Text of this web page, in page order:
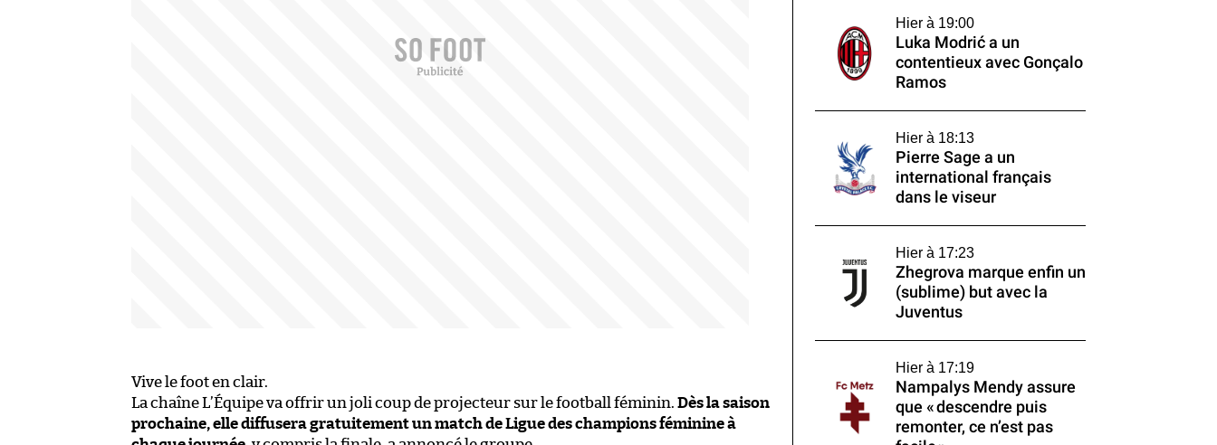
Vive le foot en clair.
La chaîne L’Équipe va offrir un joli coup de projecteur sur le football féminin. Dès la saison
prochaine, elle diffusera gratuitement un match de Ligue des champions féminine à
Hier à 19:00
Luka Modrić a un
contentieux avec Gonçalo
Ramos
Hier à 18:13
Pierre Sage a un
international français
dans le viseur
Hier à 17:23
Zhegrova marque enfin un
(sublime) but avec la
Juventus
Hier à 17:19
Nampalys Mendy assure
que « descendre puis
remonter, ce n’est pas